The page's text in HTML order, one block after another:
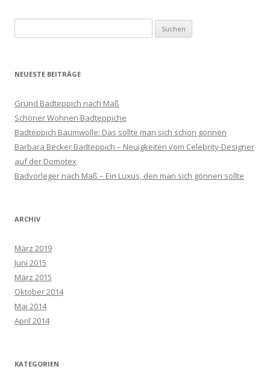
nach:
NEUESTE BEITRÄGE
Grund Badteppich nach Maß
Schöner Wohnen Badteppiche
Badteppich Baumwolle: Das sollte man sich schon gönnen
Barbara Becker Badteppich – Neuigkeiten vom Celebrity-Designer
auf der Domotex
Badvorleger nach Maß – Ein Luxus, den man sich gönnen sollte
ARCHIV
März 2019
Juni 2015
März 2015
Oktober 2014
Mai 2014
April 2014
KATEGORIEN